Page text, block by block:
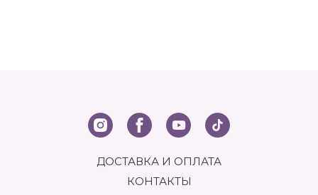
ДОСТАВКА И ОПЛАТА
КОНТАКТЫ